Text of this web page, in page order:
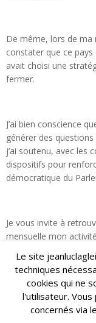
De même, lors de ma
constater que ce
avait choisi une
fermer.
J’ai bien conscience
générer des
j’ai soutenu, avec les
dispositifs pour
démocratique du
Je vous invite à
mensuelle mon
questions et
Je vous souhaite à
Le site
techniques
cookies qui ne
l'utilisateur.
concernés via